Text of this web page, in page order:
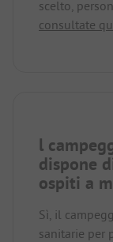
scelto,
consultate
l
dispone
ospiti a
Sì, il
sanitarie per